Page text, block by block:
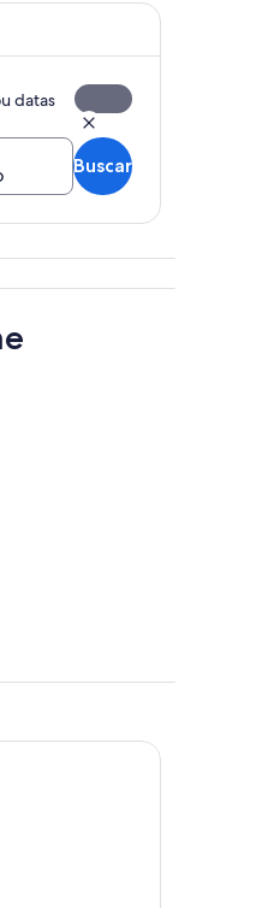
com design curvilíneo e telhado
datas
Buscar